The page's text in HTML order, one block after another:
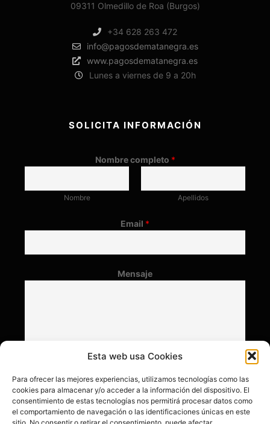
Esta web usa Cookies
Para ofrecer las mejores experiencias, utilizamos tecnologías como las
cookies para almacenar y/o acceder a la información del dispositivo. El
consentimiento de estas tecnologías nos permitirá procesar datos como
el comportamiento de navegación o las identificaciones únicas en este
09311 Olmedillo de Roa (Burgos)
+34 628 263 472
info@pagosdematanegra.es
www.pagosdematanegra.es
Lunes a viernes de 9 a 20h
SOLICITA INFORMACIÓN
Nombre completo *
Nombre Apellidos
Email *
Mensaje